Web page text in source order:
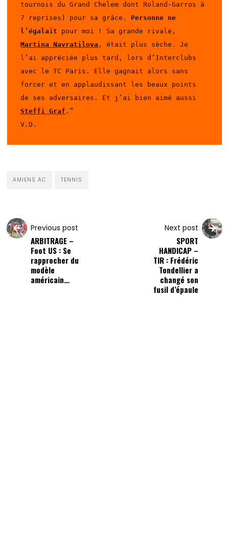
tournois du Grand Chelem dont Roland-Garros à
7 reprises) pour sa grâce. Personne ne
l’égalait
Martina Navratilova , était plus sèche. Je
l’ai appréciée plus tard, lors d’Interclubs
avec le TC Paris. Elle gagnait alors sans
forcer et en applaudissant les beaux points
Steffi Graf .”
V.D.
AMIENS AC TENNIS
Previous post
ARBITRAGE –
Foot US : Se
rapprocher du
modèle
américain…
Next post
SPORT
HANDICAP –
TIR : Frédéric
Tondellier a
changé son
fusil d’épaule